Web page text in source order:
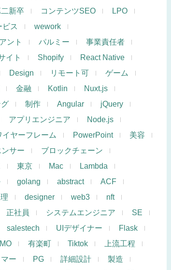
新卒 コンテンツSEO
LPO
ビス
wework
ント パルミー
事業責任者
イト Shopify
React Native
Design リモート可
ゲーム
金融 Kotlin
Nuxt.js
制作 Angular
jQuery
アプリエンジニア
Node.js
イヤーフレーム PowerPoint
美容
サー
ブロックチェーン
東京 Mac
Lambda
golang abstract
ACF
designer web3
nft
正社員 システムエンジニア
SE
salestech UIデザイナー
Flask
有楽町 Tiktok
上流工程
ー PG 詳細設計
製造